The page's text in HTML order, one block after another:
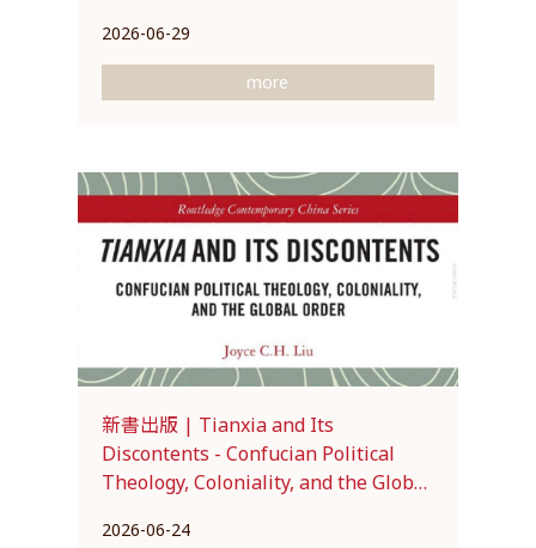
2026-06-29
more
新書出版 | Tianxia and Its
Discontents - Confucian Political
Theology, Coloniality, and the Global
2026-06-24